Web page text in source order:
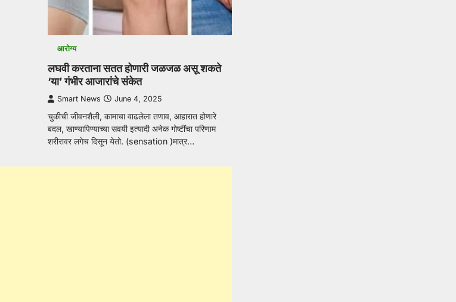
आरोग्य
लघवी करताना सतत होणारी जळजळ असू शकते
‘या’ गंभीर आजारांचे संकेत
Smart News June 4, 2025
चुकीची जीवनशैली, कामाचा वाढलेला तणाव, आहारात होणारे
बदल, खाण्यापिण्याच्या सवयी इत्यादी अनेक गोष्टींचा परिणाम
शरीरावर लगेच दिसून येतो. (sensation )मात्र…